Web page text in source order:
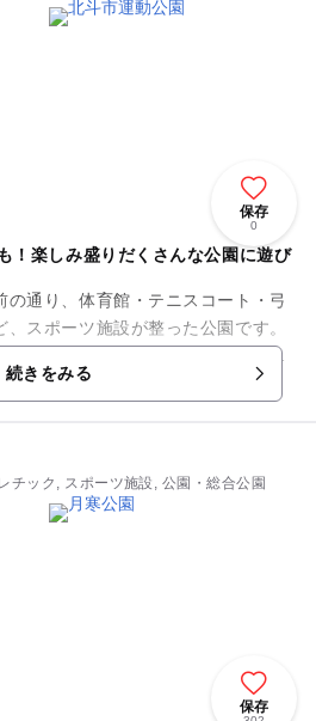
保存
0
！楽しみ盛りだくさんな公園に遊び
の通り、体育館・テニスコート・弓
スポーツ施設が整った公園です。
に活用できる、周回コースもありま
親...
続きをみる
チック, スポーツ施設, 公園・総合公園
保存